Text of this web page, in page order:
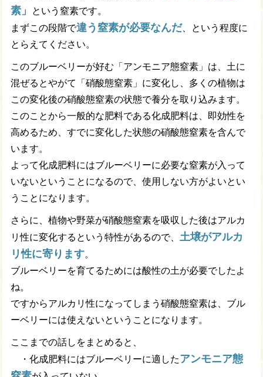
素」
という窒素です。
まずこの段階で違う窒素が必要なんだ、という程度に
とらえてください。
このブルーベリーが好む「アンモニア態窒素」は、土に
混ぜるとやがて「硝酸態窒素」に変化し、多くの植物は
この変化後の硝酸態窒素の状態で養分を取り込みます。
このことから一般的な肥料である化成肥料は、即効性を
高めるため、すでに変化した状態の硝酸態窒素を含んで
います。
よって化成肥料にはブルーベリーに必要な窒素が入って
いないということになるので、使用しない方がよいとい
うことになります。
さらに、植物や野菜が硝酸態窒素を吸収した後はアルカ
リ性に変化するという特性があるので、 土壌がアルカ
リ性に寄ります。
ブルーベリーを育てるためには酸性の土が必要でしたよ
ね。
ですからアルカリ性になってしまう硝酸態窒素は、ブル
ーベリーには使えないということになります。
ここまでの話しをまとめると、
・化成肥料にはブルーベリーに適したアンモニア態